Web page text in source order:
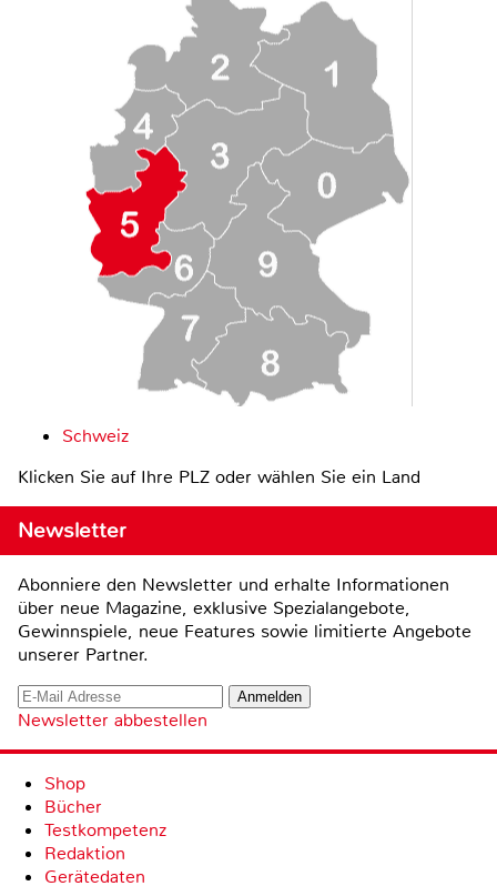
Schweiz
Klicken Sie auf Ihre PLZ oder wählen Sie ein Land
Newsletter
Abonniere den Newsletter und erhalte Informationen
über neue Magazine, exklusive Spezialangebote,
Gewinnspiele, neue Features sowie limitierte Angebote
unserer Partner.
Newsletter abbestellen
Shop
Bücher
Testkompetenz
Redaktion
Gerätedaten